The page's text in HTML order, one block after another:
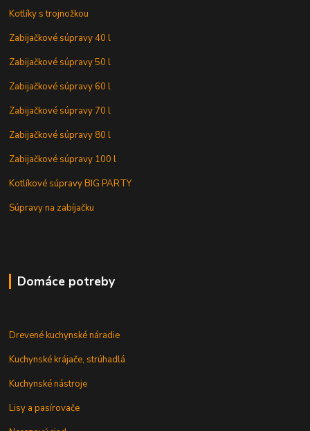
Kotlíky s trojnožkou
Zabijačkové súpravy 40 l
Zabijačkové súpravy 50 l
Zabijačkové súpravy 60 l
Zabijačkové súpravy 70 l
Zabijačkové súpravy 80 l
Zabijačkové súpravy 100 l
Kotlíkové súpravy BIG PARTY
Súpravy na zabíjačku
Domáce potreby
Drevené kuchynské náradie
Kuchynské krájače, strúhadlá
Kuchynské nástroje
Lisy a pasírovače